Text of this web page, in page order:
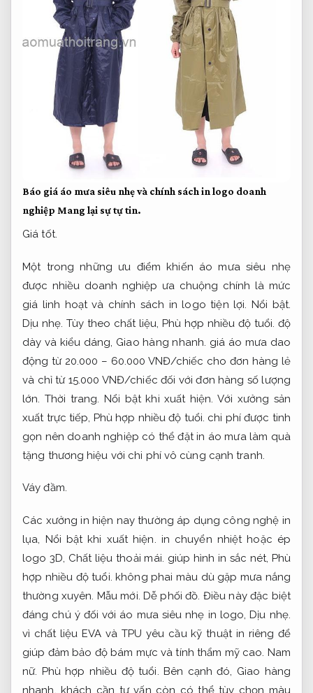
Báo giá áo mưa siêu nhẹ và chính sách in logo doanh
nghiệp Mang lại sự tự tin.
Giá tốt.
Một trong những ưu điểm khiến áo mưa siêu nhẹ
được nhiều doanh nghiệp ưa chuộng chính là mức
giá linh hoạt và chính sách in logo tiện lợi. Nổi bật.
Dịu nhẹ. Tùy theo chất liệu, Phù hợp nhiều độ tuổi. độ
dày và kiểu dáng, Giao hàng nhanh. giá áo mưa dao
động từ 20.000 – 60.000 VNĐ/chiếc cho đơn hàng lẻ
và chỉ từ 15.000 VNĐ/chiếc đối với đơn hàng số lượng
lớn. Thời trang. Nổi bật khi xuất hiện. Với xưởng sản
xuất trực tiếp, Phù hợp nhiều độ tuổi. chi phí được tinh
gọn nên doanh nghiệp có thể đặt in áo mưa làm quà
tặng thương hiệu với chi phí vô cùng cạnh tranh.
Váy đầm.
Các xưởng in hiện nay thường áp dụng công nghệ in
lụa, Nổi bật khi xuất hiện.
in chuyển nhiệt hoặc ép
logo 3D, Chất liệu thoải mái. giúp hình in sắc nét, Phù
hợp nhiều độ tuổi. không phai màu dù gặp mưa nắng
thường xuyên. Mẫu mới. Dễ phối đồ. Điều này đặc biệt
đáng chú ý đối với áo mưa siêu nhẹ in logo,Dịu nhẹ.
vì chất liệu EVA và TPU yêu cầu kỹ thuật in riêng để
giúp đảm bảo độ bám mực và tính thẩm mỹ cao. Nam
nữ. Phù hợp nhiều độ tuổi. Bên cạnh đó, Giao hàng
nhanh.
khách cần tư vấn còn có thể tùy chọn màu